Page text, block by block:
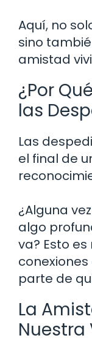
Aquí, no
sino
amistad
¿Por
las
Las
el final de
¿Alguna
algo
va? Esto
parte de
La
Nuestra